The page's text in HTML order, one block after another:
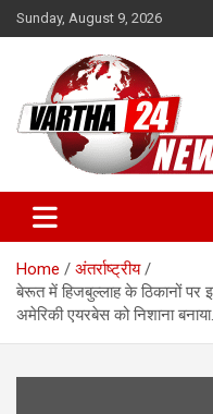
Skip
to
Sunday, August 9, 2026
Vartha 24
Home
अंतर्राष्ट्रीय
बेरूत में हिजबुल्लाह के ठिकानों पर
अमेरिकी एयरबेस को निशाना